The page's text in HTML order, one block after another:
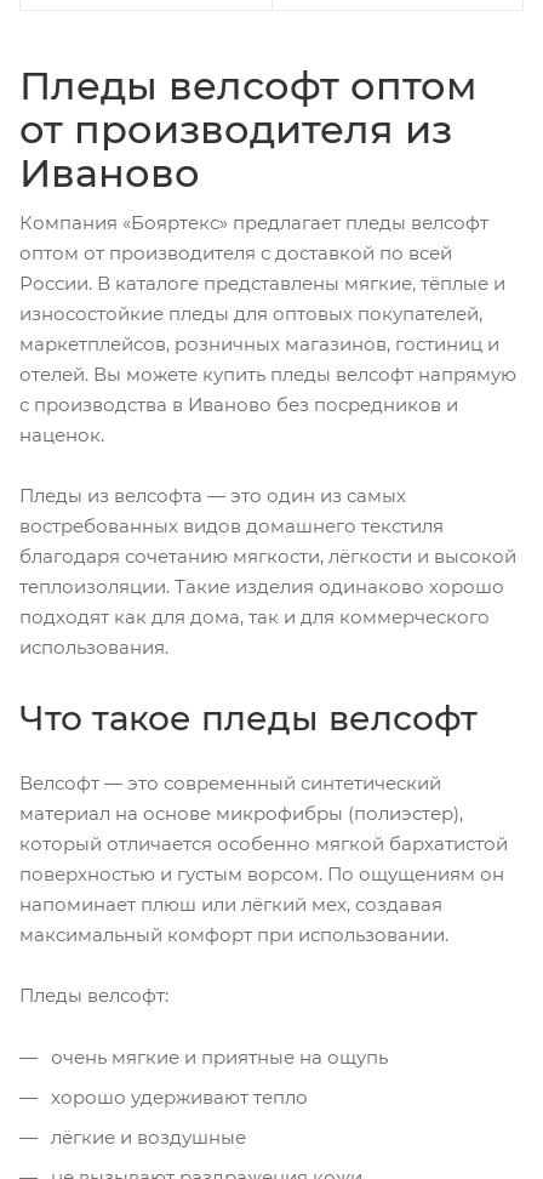
Пледы велсофт оптом
от производителя из
Иваново
Компания «Бояртекс» предлагает пледы велсофт
оптом от производителя с доставкой по всей
России. В каталоге представлены мягкие, тёплые и
износостойкие пледы для оптовых покупателей,
маркетплейсов, розничных магазинов, гостиниц и
отелей. Вы можете купить пледы велсофт напрямую
с производства в Иваново без посредников и
наценок.
Пледы из велсофта — это один из самых
востребованных видов домашнего текстиля
благодаря сочетанию мягкости, лёгкости и высокой
теплоизоляции. Такие изделия одинаково хорошо
подходят как для дома, так и для коммерческого
использования.
Что такое пледы велсофт
Велсофт — это современный синтетический
материал на основе микрофибры (полиэстер),
который отличается особенно мягкой бархатистой
поверхностью и густым ворсом. По ощущениям он
напоминает плюш или лёгкий мех, создавая
максимальный комфорт при использовании.
Пледы велсофт:
очень мягкие и приятные на ощупь
хорошо удерживают тепло
лёгкие и воздушные